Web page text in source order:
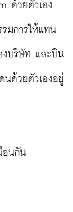
ด้วยตัวเอง
รมการให้แทน
งบริษัท และบิน
นด้วยตัวเองอยู่
อนกัน